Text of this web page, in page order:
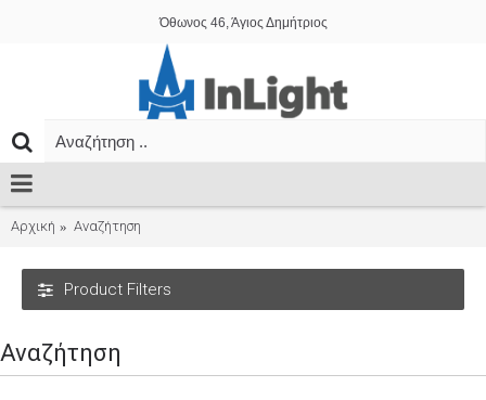
Όθωνος 46, Άγιος Δημήτριος
Αρχική Αναζήτηση
Product Filters
Αναζήτηση